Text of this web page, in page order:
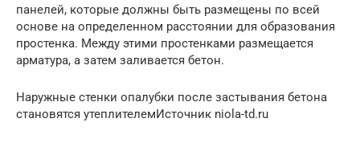
панелей, которые должны быть размещены по всей
основе на определенном расстоянии для образования
простенка. Между этими простенками размещается
арматура, а затем заливается бетон.
Наружные стенки опалубки после застывания бетона
становятся утеплителемИсточник niola-td.ru